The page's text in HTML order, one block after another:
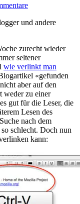
und andere
zurecht wieder
seltener
wie verlinkt man
«gefunden
aber auf den
weder zu einer
gut für die Leser, die
Lesen des
nach dem
schlecht. Doch nun
kann: